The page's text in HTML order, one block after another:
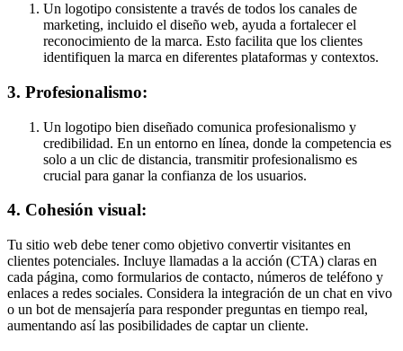
Un logotipo consistente a través de todos los canales de
marketing, incluido el diseño web, ayuda a fortalecer el
reconocimiento de la marca. Esto facilita que los clientes
identifiquen la marca en diferentes plataformas y contextos.
3. Profesionalismo:
Un logotipo bien diseñado comunica profesionalismo y
credibilidad. En un entorno en línea, donde la competencia es
solo a un clic de distancia, transmitir profesionalismo es
crucial para ganar la confianza de los usuarios.
4. Cohesión visual:
Tu sitio web debe tener como objetivo convertir visitantes en
clientes potenciales. Incluye llamadas a la acción (CTA) claras en
cada página, como formularios de contacto, números de teléfono y
enlaces a redes sociales. Considera la integración de un chat en vivo
o un bot de mensajería para responder preguntas en tiempo real,
aumentando así las posibilidades de captar un cliente.